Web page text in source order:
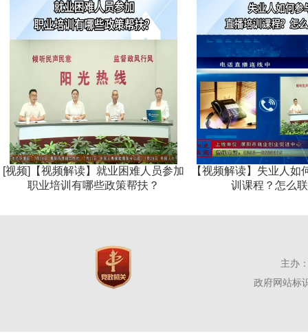
[视频]【视频解读】就业困难人员参加
职业培训有哪些政策帮扶？
【视频解读】失业人如
训课程？怎么
主办
政府网站标